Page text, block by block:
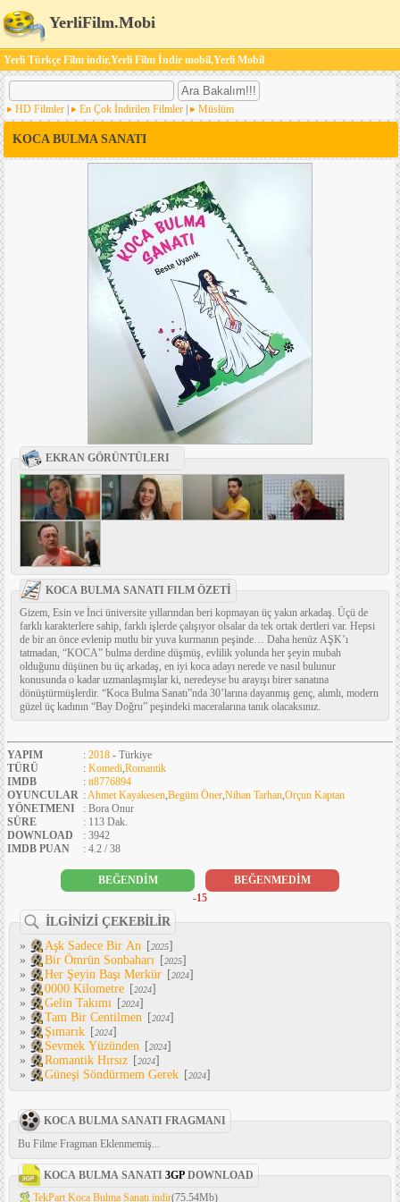
YerliFilm.Mobi
Yerli Türkçe Film indir,Yerli Film İndir mobil,Yerli Mobil
HD Filmler En Çok İndirilen Filmler Müslüm
KOCA BULMA SANATI
EKRAN GÖRÜNTÜLERI
KOCA BULMA SANATI FILM ÖZETİ
Gizem, Esin ve İnci üniversite yıllarından beri kopmayan üç yakın arkadaş. Üçü de
farklı karakterlere sahip, farklı işlerde çalışıyor olsalar da tek ortak dertleri var. Hepsi
de bir an önce evlenip mutlu bir yuva kurmanın peşinde… Daha henüz AŞK’ı
tatmadan, “KOCA” bulma derdine düşmüş, evlilik yolunda her şeyin mubah
olduğunu düşünen bu üç arkadaş, en iyi koca adayı nerede ve nasıl bulunur
konusunda o kadar uzmanlaşmışlar ki, neredeyse bu arayışı birer sanatına
dönüştürmüşlerdir. “Koca Bulma Sanatı”nda 30’larına dayanmış genç, alımlı, modern
güzel üç kadının “Bay Doğru” peşindeki maceralarına tanık olacaksınız.
YAPIM : 2018 - Türkiye
TÜRÜ
: Komedi,Romantik
IMDB
: tt8776894
OYUNCULAR :Ahmet Kayakesen,Begüm Öner,Nihan Tarhan,Orçun Kaptan
YÖNETMENI
: Bora Onur
SÜRE
: 113 Dak.
DOWNLOAD
: 3942
IMDB PUAN
: 4.2 / 38
BEĞENDİM
BEĞENMEDİM
-15
İLGİNİZİ ÇEKEBİLİR
»
Aşk Sadece Bir An [2025]
»
Bir Ömrün Sonbaharı [2025]
»
Her Şeyin Başı Merkür [2024]
»
0000 Kilometre [2024]
»
Gelin Takımı [2024]
»
Tam Bir Centilmen [2024]
»
Şımarık [2024]
»
Sevmek Yüzünden [2024]
»
Romantik Hırsız [2024]
»
Güneşi Söndürmem Gerek [2024]
KOCA BULMA SANATI FRAGMANI
Bu Filme Fragman Eklenmemiş...
KOCA BULMA SANATI 3GP DOWNLOAD
TekPart Koca Bulma Sanatı indir(75.54Mb)